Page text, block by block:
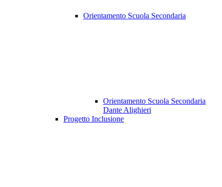
Orientamento Scuola Secondaria
Orientamento Scuola Secondaria
Dante Alighieri
Progetto Inclusione